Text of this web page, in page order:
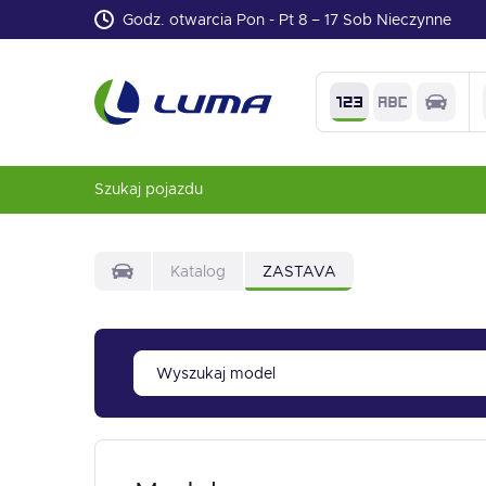
Godz. otwarcia Pon - Pt 8 – 17 Sob Nieczynne
Szukaj pojazdu
Katalog ZASTAVA